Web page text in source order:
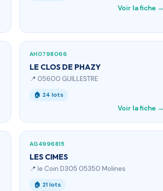
Voir la fiche →
AH0798066
LE CLOS DE PHAZY
📍 05600 GUILLESTRE
🏠 24 lots
Voir la fiche →
AG4996815
LES CIMES
📍 le Coin D305 05350 Molines
🏠 21 lots